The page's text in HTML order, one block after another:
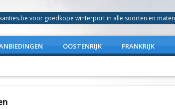
voor goedkope winterport in alle soorten en
OOSTENRIJK FRANKRIJK